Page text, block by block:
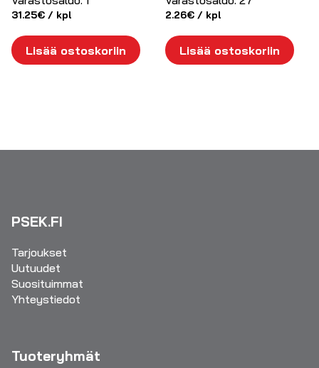
31.25€ / kpl
Lisää ostoskoriin
2.26€ / kpl
Lisää ostoskoriin
PSEK.FI
Tarjoukset
Uutuudet
Suosituimmat
Yhteystiedot
Tuoteryhmät